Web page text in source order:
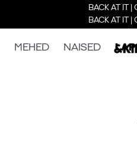
BACK AT IT |
BACK AT IT |
MEHED NAISED